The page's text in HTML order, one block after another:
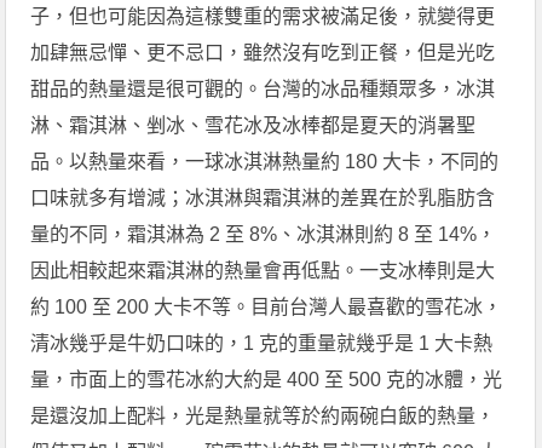
子，但也可能因為這樣雙重的需求被滿足後，就變得更
加肆無忌憚、更不忌口，雖然沒有吃到正餐，但是光吃
甜品的熱量還是很可觀的。台灣的冰品種類眾多，冰淇
淋、霜淇淋、剉冰、雪花冰及冰棒都是夏天的消暑聖
品。以熱量來看，一球冰淇淋熱量約 180 大卡，不同的
口味就多有增減；冰淇淋與霜淇淋的差異在於乳脂肪含
量的不同，霜淇淋為 2 至 8%、冰淇淋則約 8 至 14%，
因此相較起來霜淇淋的熱量會再低點。一支冰棒則是大
約 100 至 200 大卡不等。目前台灣人最喜歡的雪花冰，
清冰幾乎是牛奶口味的，1 克的重量就幾乎是 1 大卡熱
量，市面上的雪花冰約大約是 400 至 500 克的冰體，光
是還沒加上配料，光是熱量就等於約兩碗白飯的熱量，